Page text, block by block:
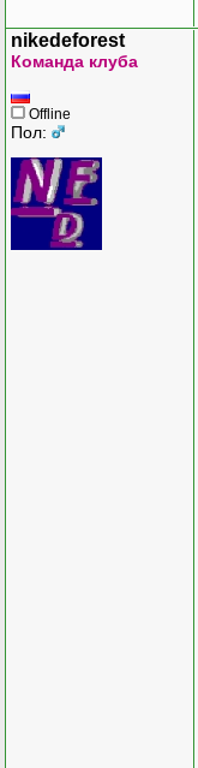
nikedeforest
Команда клуба
Offline
Пол: